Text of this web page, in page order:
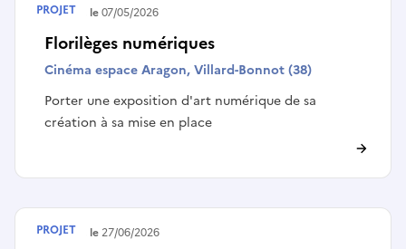
Florilèges numériques
Cinéma espace Aragon, Villard-Bonnot (38)
Porter une exposition d'art numérique de sa
création à sa mise en place
Terminé le07/05/2026
PROJET
Terminé le27/06/2026
PROJET